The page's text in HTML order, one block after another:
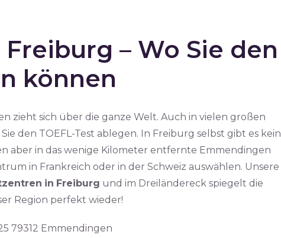
Freiburg – Wo Sie den
können
zieht sich über die ganze Welt. Auch in vielen großen
den TOEFL-Test ablegen. In Freiburg selbst gibt es kein
aber in das wenige Kilometer entfernte Emmendingen
in Frankreich oder in der Schweiz auswählen. Unsere
in Freiburg und im Dreiländereck spiegelt die
Region perfekt wieder!
79312 Emmendingen